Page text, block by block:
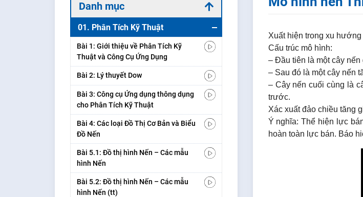
Danh mục
01. Phân Tích Kỹ Thuật
Bài 1: Giới thiệu về Phân Tích Kỹ
Thuật và Công Cụ Ứng Dụng
Bài 2: Lý thuyết Dow
Bài 3: Công cụ Ứng dụng thông dụng
cho Phân Tích Kỹ Thuật
Bài 4: Các loại Đồ Thị Cơ Bản và Biểu
Đồ Nến
Bài 5.1: Đồ thị hình Nến – Các mẫu
hình Nến
Bài 5.2: Đồ thị hình Nến – Các mẫu
hình Nến (tt)
Xuất hiện trong xu hướng
Cấu trúc mô hình:
– Đầu tiên là một cây nến
– Sau đó là một cây nến
– Cây nến cuối cùng là
trước.
Xác xuất đảo chiều tăng
Ý nghĩa: Thể hiện lực
hoàn toàn lực bán. Báo